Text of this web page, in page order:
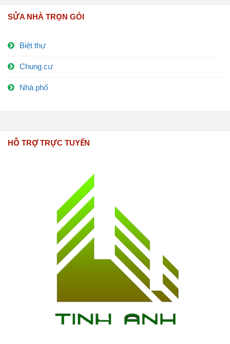
SỬA NHÀ TRỌN GÓI
Biệt thự
Chung cư
Nhà phố
HỖ TRỢ TRỰC TUYẾN